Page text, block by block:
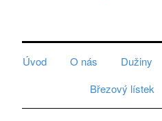
Úvod
O nás Dužiny
Březový lístek